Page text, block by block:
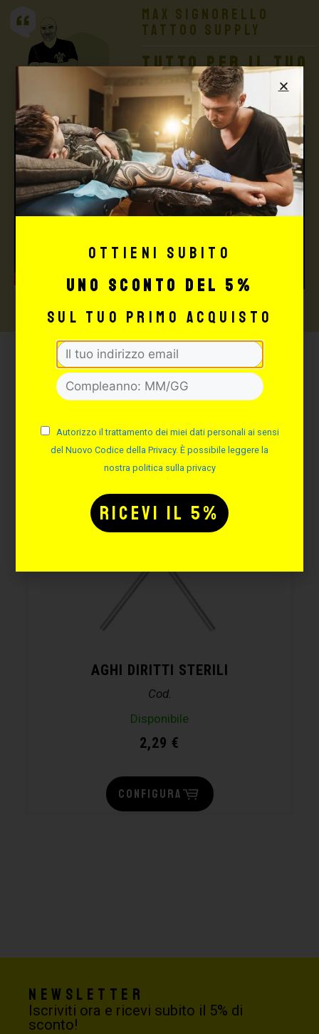
Max Signorello
Tattoo Supply
TUTTO PER IL TUO
TATTOO STUDIO
Potrebbe interessarti
anche:
AGHI DIRITTI STERILI
Cod.
Disponibile
2,29 €
CONFIGURA
Newsletter
Iscriviti ora e ricevi subito il 5% di
sconto!
Ottieni subito
uno sconto del 5%
sul tuo primo acquisto
Autorizzo il trattamento dei miei dati personali ai sensi
del Nuovo Codice della Privacy. È possibile leggere la
nostra politica sulla privacy